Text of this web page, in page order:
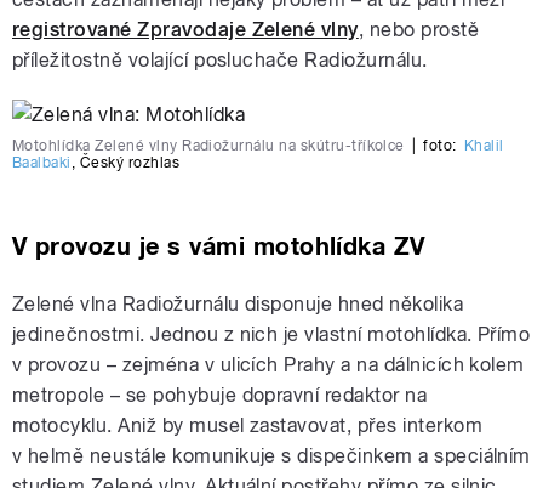
registrované Zpravodaje Zelené vlny, nebo prostě
příležitostně volající posluchače Radiožurnálu.
Motohlídka Zelené vlny Radiožurnálu na skútru-tříkolce foto:
Khalil
Baalbaki , Český rozhlas
V provozu je s vámi motohlídka ZV
Zelené vlna Radiožurnálu disponuje hned několika
jedinečnostmi. Jednou z nich je vlastní motohlídka. Přímo
v provozu – zejména v ulicích Prahy a na dálnicích kolem
metropole – se pohybuje dopravní redaktor na
motocyklu. Aniž by musel zastavovat, přes interkom
v helmě neustále komunikuje s dispečinkem a speciálním